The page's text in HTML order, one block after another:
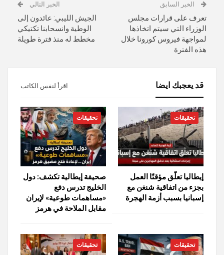
الخبر السابق
تعرف على قرارات مجلس
الوزراء التي سيتم اتخاذها
لمواجهة فيروس كورونا خلال
هذه الفترة
الخبر التالي
الجيش الليبي: عائدون إلى
الوطية وانسحابنا تكتيكي
مخطط له منذ فترة طويلة
قد يعجبك ايضا اقرأ لنفس الكاتب
تحقيقات
إيطاليا تعلّق مؤقتًا العمل
بجزء من اتفاقية شنغن مع
إسبانيا بسبب أزمة الهجرة
تحقيقات
صحيفة إيطالية تكشف: دول
الخليج تدرس دفع
«مساهمات طوعية» لإيران
مقابل الملاحة في هرمز
تحقيقات تحقيقات